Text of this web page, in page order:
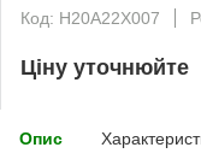
Код: H20A22X007
Ціну уточнюйте
Опис